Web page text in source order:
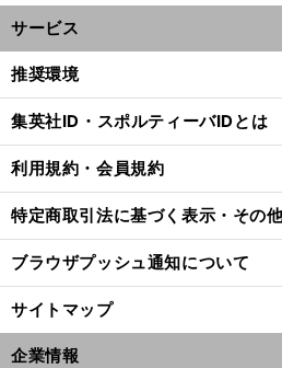
サービス
推奨環境
集英社ID・スポルティーバIDとは
利用規約・会員規約
特定商取引法に基づく表示・その
ブラウザプッシュ通知について
サイトマップ
企業情報